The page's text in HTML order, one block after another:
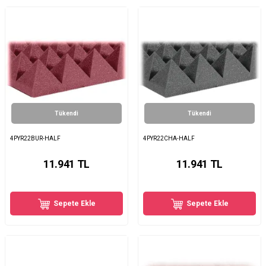
Tükendi
4PYR22BUR-HALF
11.941 TL
Sepete Ekle
Tükendi
4PYR22CHA-HALF
11.941 TL
Sepete Ekle